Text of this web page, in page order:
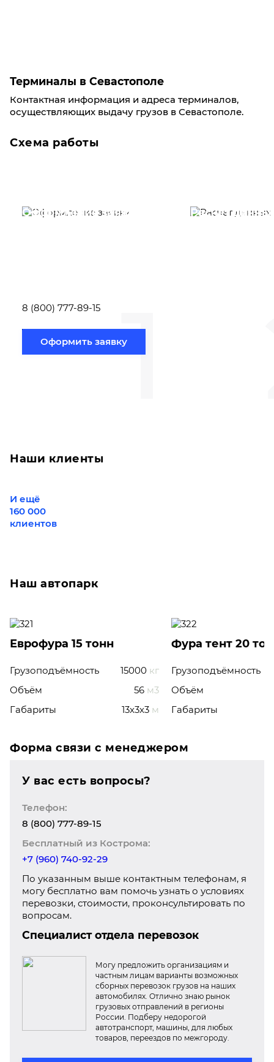
Терминалы в Севастополе
Контактная информация и адреса терминалов,
осуществляющих выдачу грузов в Севастополе.
Схема работы
1
Оформление заявки
8 (800) 777-89-15
Оформить заявку
Расчет
Наши клиенты
И ещё
160 000
клиентов
Наш автопарк
Еврофура 15 тонн
Грузоподъёмность 15000 кг
Объём
56 м3
Габариты
13x3x3 м
Фура тент 20
Грузоподъёмность
Объём
Габариты
Форма связи с менеджером
У вас есть вопросы?
Телефон:
8 (800) 777-89-15
Бесплатный из Кострома:
+7 (960) 740-92-29
По указанным выше контактным телефонам, я
могу бесплатно вам помочь узнать о условиях
перевозки, стоимости, проконсультировать по
вопросам.
Специалист отдела перевозок
Могу предложить организациям и
частным лицам варианты возможных
сборных перевозок грузов на наших
автомобилях. Отлично знаю рынок
грузовых отправлений в регионы
России. Подберу недорогой
автотранспорт, машины, для любых
товаров, переездов по межгороду.